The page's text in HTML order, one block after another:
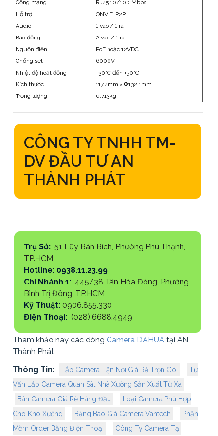
Cổng mạng
RJ45 10/100 Mbps
Hỗ trợ
ONVIF, P2P
Audio
1 vào / 1 ra
Báo động
2 vào / 1 ra
Nguồn điện
PoE hoặc 12VDC
Chống sét
6000V
Nhiệt độ hoạt động
-30°C đến +50°C
Kích thước
117.4mm × Φ132.1mm
Trọng lượng
0.713kg
CÔNG TY TNHH TM-
DV ĐẦU TƯ AN
THÀNH PHÁT
Trụ Sở: 51 Lũy Bán Bích, Phường Phú Thạnh,
TP.HCM
Hotline: 0938.11.23.99
Chi Nhánh 1: 445/38 Tân Hòa Đông, Phường
Bình Trị Đông, TP.HCM
Kỹ Thuật: 0906.855.330
Điện Thoại: (028) 6688.4949
Tham khảo nay các dòng Camera DAHUA tại AN
Thành Phát
Thông Tin:
Lắp Camera Tận Nơi Giá Rẻ Trọn Gói
Tư
Vấn Lắp Camera Quan Sát Nhà Xưởng Sản Xuất Từ Xa
Bán Camera Giá Rẻ Hàng Đầu
Loại Camera Phù Hợp
Cho Kho Xưởng
Bảng Báo Giá Camera Vantech
Phần
Mềm Order Bằng Điện Thoại
Công Ty Camera Tại